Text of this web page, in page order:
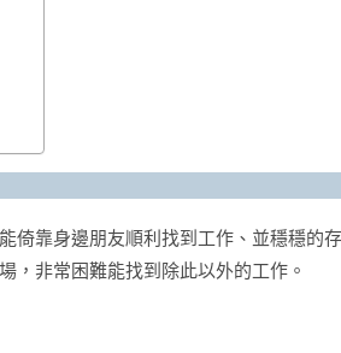
倚靠身邊朋友順利找到工作、並穩穩的存
，非常困難能找到除此以外的工作。